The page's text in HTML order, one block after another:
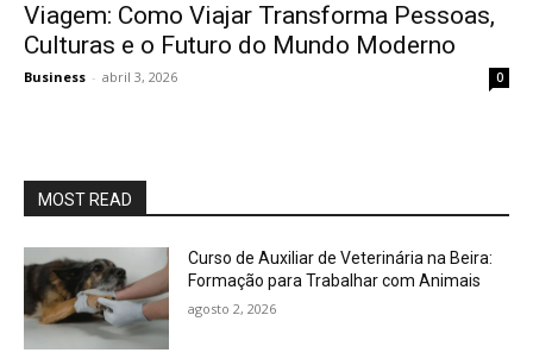
Viagem: Como Viajar Transforma Pessoas,
Culturas e o Futuro do Mundo Moderno
Business - abril 3, 2026 0
MOST READ
Curso de Auxiliar de Veterinária na Beira:
Formação para Trabalhar com Animais
agosto 2, 2026